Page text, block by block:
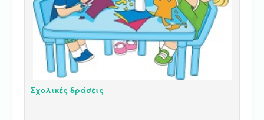
Σχολικές δράσεις